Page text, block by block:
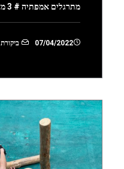
מתרגלים אמפתיה # 3 מאת יסמין גודר
07/04/2022 ביקורת